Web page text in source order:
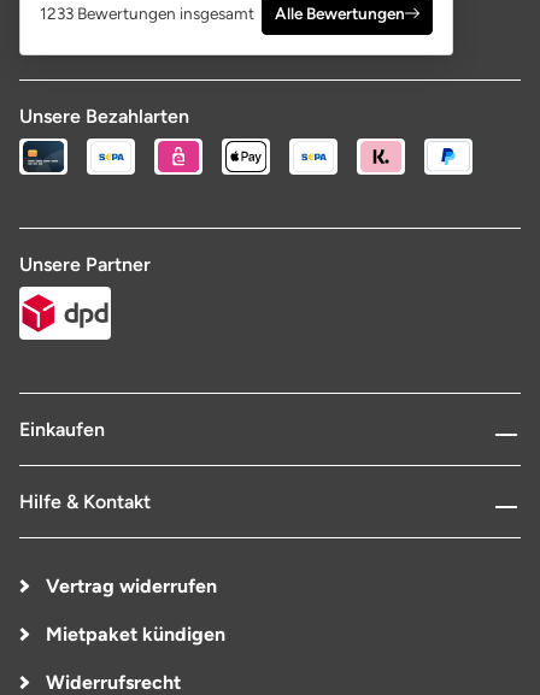
1233 Bewertungen insgesamt Alle Bewertungen
Unsere Bezahlarten
Unsere Partner
Einkaufen
Hilfe & Kontakt
Vertrag widerrufen
Mietpaket kündigen
Widerrufsrecht